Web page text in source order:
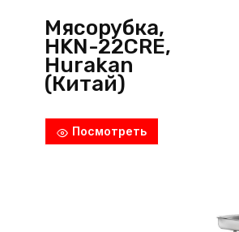
Мясорубка,
HKN-22CRE,
Hurakan
(Китай)
Посмотреть